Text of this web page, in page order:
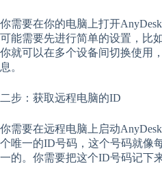
你需要在你的电脑上打开
可能需要先进行简单的设置，比
你就可以在多个设备间切换使用
息。
二步：获取远程电脑的ID
你需要在远程电脑上启动
个唯一的ID号码，这个号码就像
一的。你需要把这个ID号码记下